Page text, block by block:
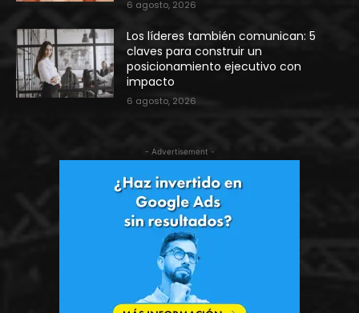
6 agosto, 2026
Los líderes también comunican: 5
claves para construir un
posicionamiento ejecutivo con
impacto
6 agosto, 2026
- Advertisement -